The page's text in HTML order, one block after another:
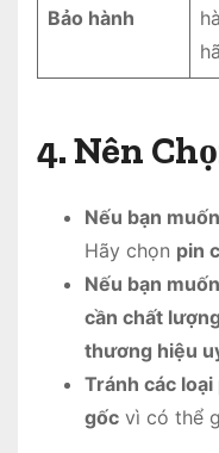
Bảo hành
4. Nên
Nếu bạn
Hãy chọn pin
Nếu bạn
cần chất
thương hiệu
Tránh các
gốc vì có thể